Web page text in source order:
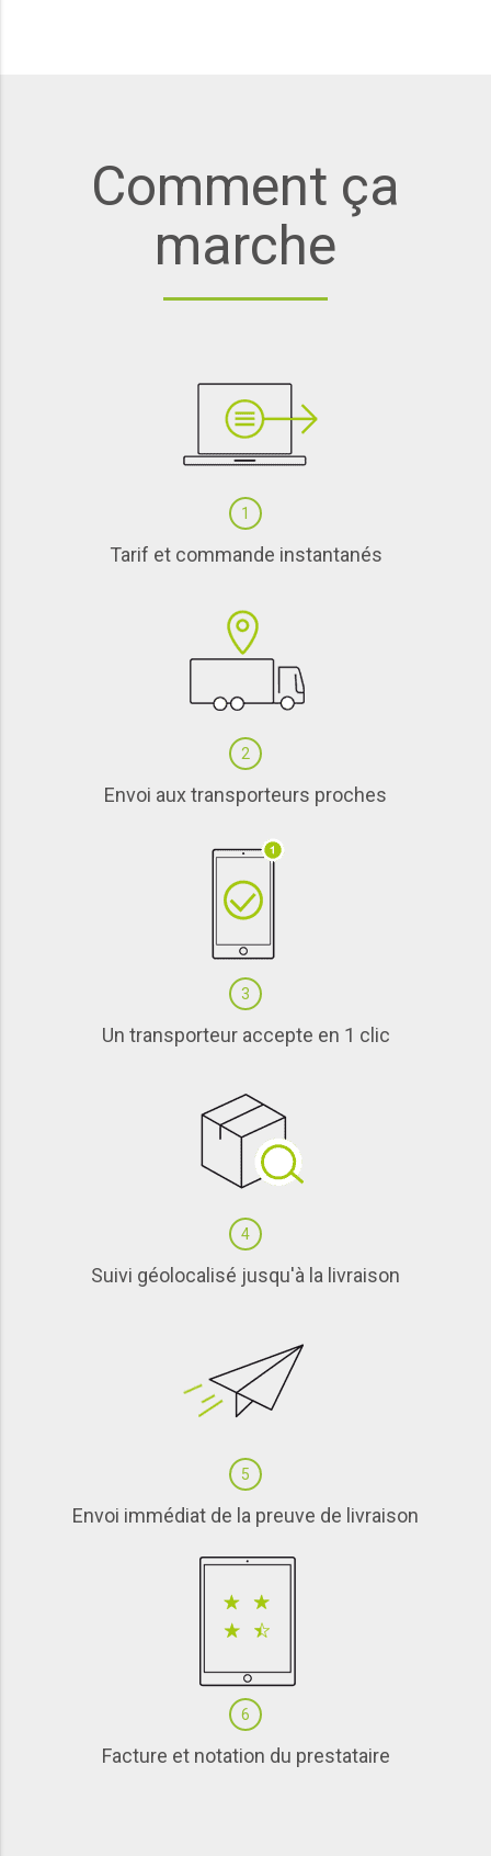
Comment ça
marche
1
Tarif et commande instantanés
2
Envoi aux transporteurs proches
3
Un transporteur accepte en 1 clic
4
Suivi géolocalisé jusqu'à la livraison
5
Envoi immédiat de la preuve de livraison
6
Facture et notation du prestataire